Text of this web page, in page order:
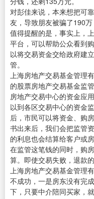
对彭佳来说，本来想把可
友，导致朋友被骗了190万
值得提醒的是，事实上，
平台，可以帮助公众看到
以将交易资金交给政府建
管。
上海房地产交易基金管理
的股票房地产交易基金监
房地产交易中心的资金应
以到各区交易中心的资金
后，市民可以将资金、购
书出来后，我们会把监管
的利息也会结算给客户或
在监管这笔钱的同时，购
算。即使交易失败，退款
上海房地产交易基金管理
不成功，一是房东没有完
下，只要中介陪同买家，